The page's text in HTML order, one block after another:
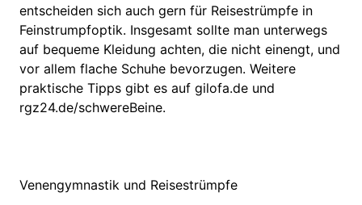
entscheiden sich auch gern für Reisestrümpfe in
Feinstrumpfoptik. Insgesamt sollte man unterwegs
auf bequeme Kleidung achten, die nicht einengt, und
vor allem flache Schuhe bevorzugen. Weitere
praktische Tipps gibt es auf gilofa.de und
rgz24.de/schwereBeine.
Venengymnastik und Reisestrümpfe